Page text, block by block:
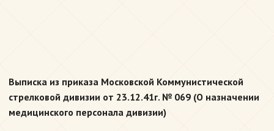
Выписка из приказа Московской Коммунистической
стрелковой дивизии от 23.12.41г. № 069 (О назначении
медицинского персонала дивизии)